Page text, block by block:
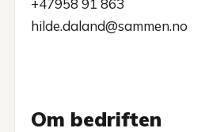
hilde.daland@sammen.no
Om bedriften